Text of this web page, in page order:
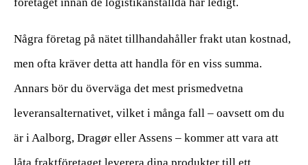
Några företag på nätet tillhandahåller frakt utan kostnad,
men ofta kräver detta att handla för en viss summa.
Annars bör du överväga det mest prismedvetna
leveransalternativet, vilket i många fall – oavsett om du
är i Aalborg, Dragør eller Assens – kommer att vara att
låta fraktföretaget leverera dina produkter till ett